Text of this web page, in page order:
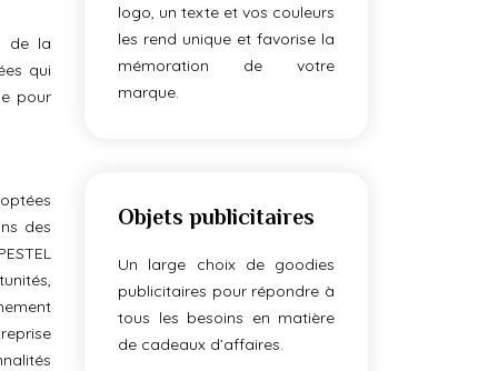
de la
qui
pour
des
logo, un texte et vos couleurs
les rend unique et favorise la
mémoration de votre
marque.
Objets publicitaires
Un large choix de goodies
publicitaires pour répondre à
tous les besoins en matière
de cadeaux d’affaires.